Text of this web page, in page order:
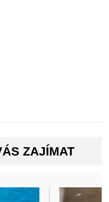
ZAJÍMAT